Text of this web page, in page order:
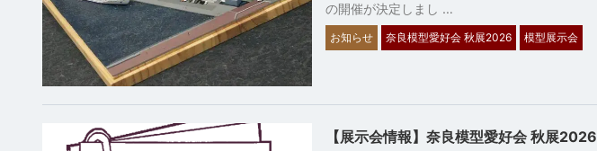
の開催が決定しまし …
お知らせ 奈良模型愛好会 秋展2026 模型展示会
【展示会情報】奈良模型愛好会 秋展